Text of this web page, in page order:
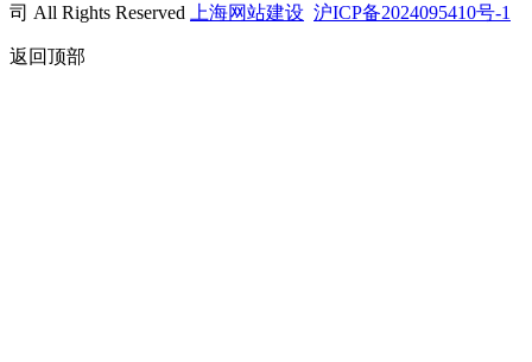
司 All Rights Reserved
上海网站建设 沪ICP备2024095410号-1
返回顶部